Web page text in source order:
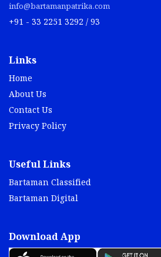
info@bartamanpatrika.com
+91 - 33 2251 3292 / 93
Links
Home
About Us
Contact Us
Privacy Policy
Useful Links
Bartaman Classified
Bartaman Digital
Download App